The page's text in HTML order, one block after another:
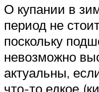
О купании в
период не
поскольку
невозможно
актуальны,
что-то едкое